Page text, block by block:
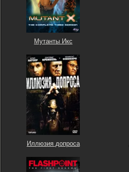
Мутанты Икс
Иллюзия допроса